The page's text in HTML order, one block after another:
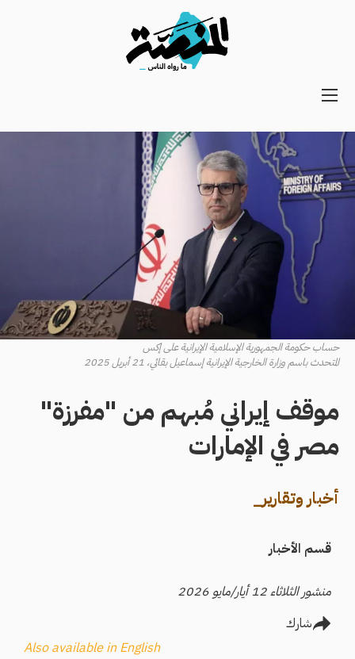
Main
Secondary
Navigation
حساب حكومة الجمهورية الإسلامية الإيرانية على إكس
المتحدث باسم وزارة الخارجية الإيرانية إسماعيل بقائي، 21 أبريل 2025
موقف إيراني مُبهم من "مفرزة"
مصر في الإمارات
أخبار وتقارير_
قسم الأخبار
منشور الثلاثاء 12 أيار/مايو 2026
شارك
Also available in English